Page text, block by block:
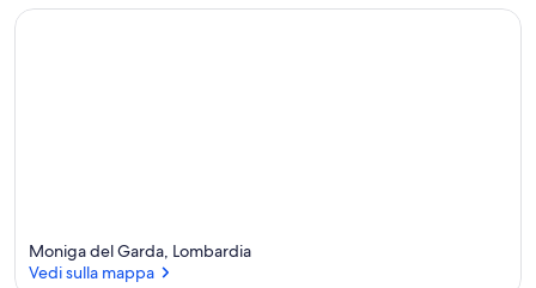
Moniga del Garda, Lombardia
Vedi sulla mappa